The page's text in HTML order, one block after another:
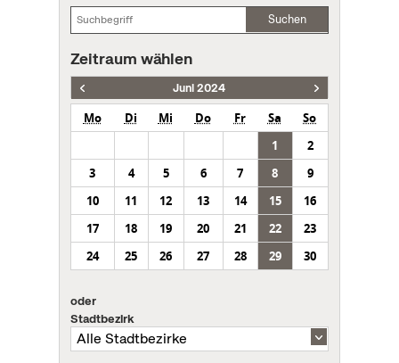
Suchen
Zeitraum wählen
Juni 2024
Mo Di Mi Do Fr Sa
So
1
2
3
4 5 6 7 8
9
10
11 12 13 14 15
16
17
18 19 20 21 22
23
24
25 26 27 28 29 30
oder
Stadtbezirk